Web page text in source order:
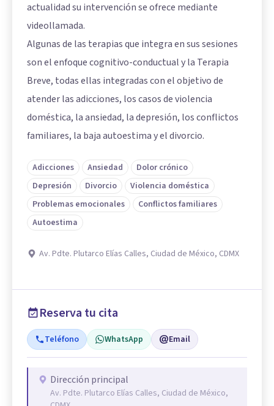
actualidad su intervención se ofrece mediante
videollamada.
Algunas de las terapias que integra en sus sesiones
son el enfoque cognitivo-conductual y la Terapia
Breve, todas ellas integradas con el objetivo de
atender las adicciones, los casos de violencia
doméstica, la ansiedad, la depresión, los conflictos
familiares, la baja autoestima y el divorcio.
Adicciones Ansiedad
Dolor crónico
Depresión
Divorcio
Violencia doméstica
Problemas emocionales
Conflictos familiares
Autoestima
Av. Pdte. Plutarco Elías Calles, Ciudad de México, CDMX
Reserva tu cita
Teléfono WhatsApp Email
Dirección principal
Av. Pdte. Plutarco Elías Calles, Ciudad de México,